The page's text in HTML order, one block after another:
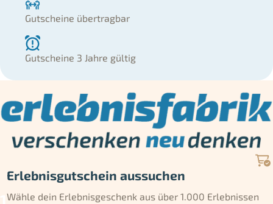
Gutscheine übertragbar
Gutscheine 3 Jahre gültig
Erlebnisgutschein aussuchen
Wähle dein Erlebnisgeschenk aus über 1.000 Erlebnissen